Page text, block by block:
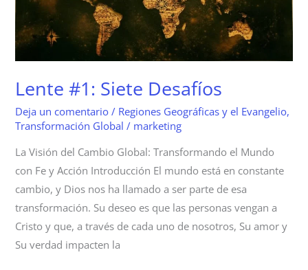
Lente #1: Siete Desafíos
Deja un comentario / Regiones Geográficas y el Evangelio,
Transformación Global / marketing
La Visión del Cambio Global: Transformando el Mundo
con Fe y Acción Introducción El mundo está en constante
cambio, y Dios nos ha llamado a ser parte de esa
transformación. Su deseo es que las personas vengan a
Cristo y que, a través de cada uno de nosotros, Su amor y
Su verdad impacten la